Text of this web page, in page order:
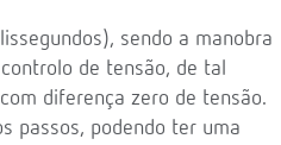
sendo a manobra
de tensão, de tal
diferença zero de tensão.
passos, podendo ter uma